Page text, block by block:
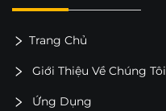
Trang Chủ
Giới Thiệu Về Chúng Tôi
Ứng Dụng